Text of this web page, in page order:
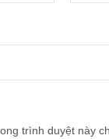
trình duyệt này